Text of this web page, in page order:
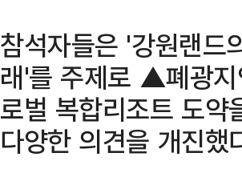
참석자들은 '강원랜드
래'를 주제로 ▲폐광
로벌 복합리조트 도
다양한 의견을 개진했